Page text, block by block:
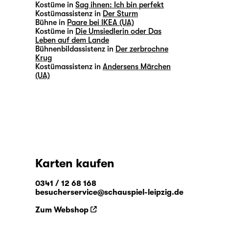
Kostüme in Sag ihnen: Ich bin perfekt
Kostümassistenz in Der Sturm
Bühne in Paare bei IKEA (UA)
Kostüme in Die Umsiedlerin oder Das
Leben auf dem Lande
Bühnenbildassistenz in Der zerbrochne
Krug
Kostümassistenz in Andersens Märchen
(UA)
Karten kaufen
0341 / 12 68 168
besucherservice@schauspiel-leipzig.de
Zum Webshop